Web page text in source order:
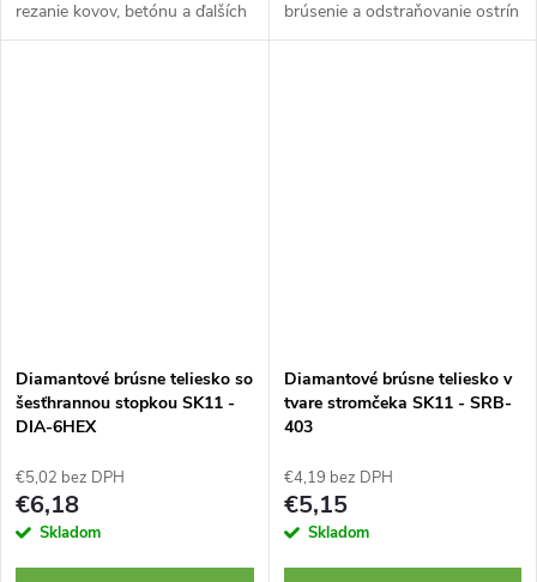
rezanie kovov, betónu a ďalších
materiálov. Vďaka svojmu
brúsenie a odstraňovanie ostrín
zo železa, ocele, skla, kameňa a
Diamantové brúsne teliesko so
šesťhrannou stopkou SK11 -
DIA-6HEX
€5,02 bez DPH
€6,18
Skladom
Diamantové brúsne teliesko v
tvare stromčeka SK11 - SRB-
403
€4,19 bez DPH
€5,15
Skladom